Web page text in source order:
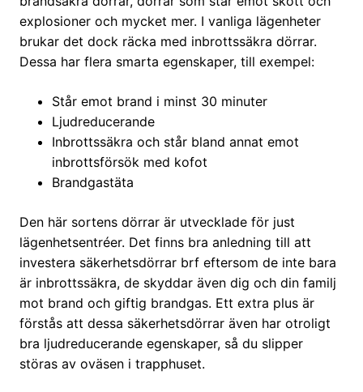
explosioner och mycket mer. I vanliga lägenheter
brukar det dock räcka med inbrottssäkra dörrar.
Dessa har flera smarta egenskaper, till exempel:
Står emot brand i minst 30 minuter
Ljudreducerande
Inbrottssäkra och står bland annat emot
inbrottsförsök med kofot
Brandgastäta
Den här sortens dörrar är utvecklade för just
lägenhetsentréer. Det finns bra anledning till att
investera säkerhetsdörrar brf eftersom de inte bara
är inbrottssäkra, de skyddar även dig och din familj
mot brand och giftig brandgas. Ett extra plus är
förstås att dessa säkerhetsdörrar även har otroligt
bra ljudreducerande egenskaper, så du slipper
störas av oväsen i trapphuset.